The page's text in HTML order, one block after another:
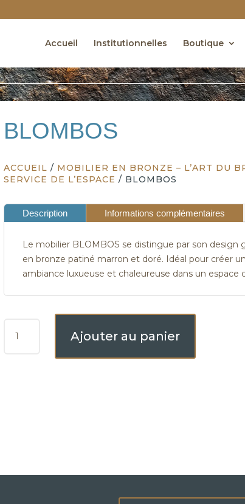
Accueil Institutionnelles Boutique
BLOMBOS
ACCUEIL / MOBILIER EN BRONZE – L’ART DU
SERVICE DE L’ESPACE / BLOMBOS
Description Informations complémentaires
Le mobilier BLOMBOS se distingue par son design
en bronze patiné marron et doré. Idéal pour créer
ambiance luxueuse et chaleureuse dans un espace
DE
Ajouter au panier